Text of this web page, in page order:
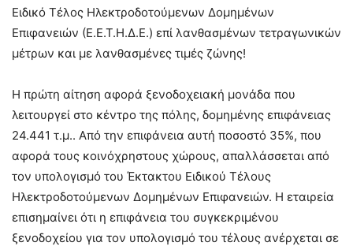
Ειδικό Τέλος Ηλεκτροδοτούμενων Δομημένων
Επιφανειών (Ε.Ε.Τ.Η.Δ.Ε.) επί λανθασμένων τετραγωνικών
μέτρων και με λανθασμένες τιμές ζώνης!
H πρώτη αίτηση αφορά ξενοδοχειακή μονάδα που
λειτουργεί στο κέντρο της πόλης, δομημένης επιφάνειας
24.441 τ.μ.. Από την επιφάνεια αυτή ποσοστό 35%, που
αφορά τους κοινόχρηστους χώρους, απαλλάσσεται από
τον υπολογισμό του Έκτακτου Ειδικού Τέλους
Ηλεκτροδοτούμενων Δομημένων Επιφανειών. Η εταιρεία
επισημαίνει ότι η επιφάνεια του συγκεκριμένου
ξενοδοχείου για τον υπολογισμό του τέλους ανέρχεται σε